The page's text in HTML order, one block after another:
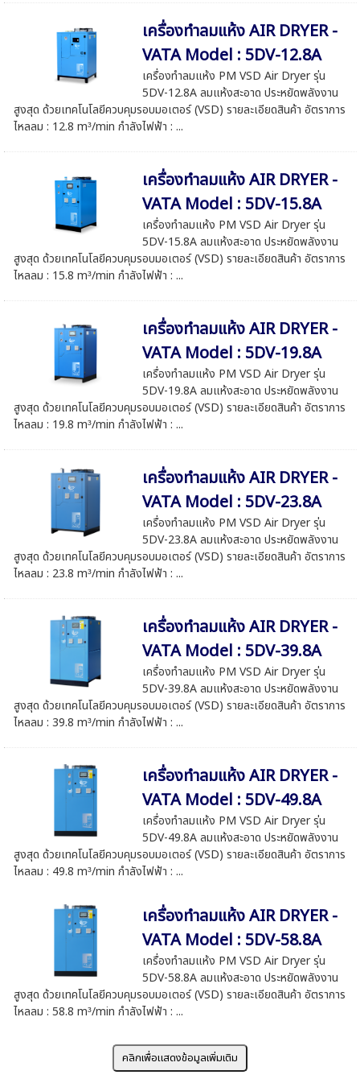
เครื่องทำลมแห้ง AIR DRYER -
VATA Model : 5DV-12.8A
เครื่องทำลมแห้ง PM VSD Air Dryer รุ่น
5DV-12.8A ลมแห้งสะอาด ประหยัดพลังงาน
สูงสุด ด้วยเทคโนโลยีควบคุมรอบมอเตอร์ (VSD) รายละเอียดสินค้า อัตราการ
ไหลลม : 12.8 m³/min กำลังไฟฟ้า : ...
เครื่องทำลมแห้ง AIR DRYER -
VATA Model : 5DV-15.8A
เครื่องทำลมแห้ง PM VSD Air Dryer รุ่น
5DV-15.8A ลมแห้งสะอาด ประหยัดพลังงาน
สูงสุด ด้วยเทคโนโลยีควบคุมรอบมอเตอร์ (VSD) รายละเอียดสินค้า อัตราการ
ไหลลม : 15.8 m³/min กำลังไฟฟ้า : ...
เครื่องทำลมแห้ง AIR DRYER -
VATA Model : 5DV-19.8A
เครื่องทำลมแห้ง PM VSD Air Dryer รุ่น
5DV-19.8A ลมแห้งสะอาด ประหยัดพลังงาน
สูงสุด ด้วยเทคโนโลยีควบคุมรอบมอเตอร์ (VSD) รายละเอียดสินค้า อัตราการ
ไหลลม : 19.8 m³/min กำลังไฟฟ้า : ...
เครื่องทำลมแห้ง AIR DRYER -
VATA Model : 5DV-23.8A
เครื่องทำลมแห้ง PM VSD Air Dryer รุ่น
5DV-23.8A ลมแห้งสะอาด ประหยัดพลังงาน
สูงสุด ด้วยเทคโนโลยีควบคุมรอบมอเตอร์ (VSD) รายละเอียดสินค้า อัตราการ
ไหลลม : 23.8 m³/min กำลังไฟฟ้า : ...
เครื่องทำลมแห้ง AIR DRYER -
VATA Model : 5DV-39.8A
เครื่องทำลมแห้ง PM VSD Air Dryer รุ่น
5DV-39.8A ลมแห้งสะอาด ประหยัดพลังงาน
สูงสุด ด้วยเทคโนโลยีควบคุมรอบมอเตอร์ (VSD) รายละเอียดสินค้า อัตราการ
ไหลลม : 39.8 m³/min กำลังไฟฟ้า : ...
เครื่องทำลมแห้ง AIR DRYER -
VATA Model : 5DV-49.8A
เครื่องทำลมแห้ง PM VSD Air Dryer รุ่น
5DV-49.8A ลมแห้งสะอาด ประหยัดพลังงาน
สูงสุด ด้วยเทคโนโลยีควบคุมรอบมอเตอร์ (VSD) รายละเอียดสินค้า อัตราการ
ไหลลม : 49.8 m³/min กำลังไฟฟ้า : ...
เครื่องทำลมแห้ง AIR DRYER -
VATA Model : 5DV-58.8A
เครื่องทำลมแห้ง PM VSD Air Dryer รุ่น
5DV-58.8A ลมแห้งสะอาด ประหยัดพลังงาน
สูงสุด ด้วยเทคโนโลยีควบคุมรอบมอเตอร์ (VSD) รายละเอียดสินค้า อัตราการ
ไหลลม : 58.8 m³/min กำลังไฟฟ้า : ...